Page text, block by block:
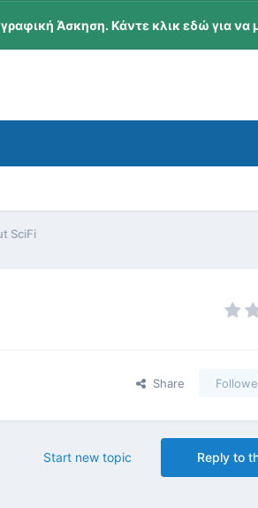
Άσκηση. Κάντε κλικ εδώ για να
SciFi
Share
Reply to
Start new topic